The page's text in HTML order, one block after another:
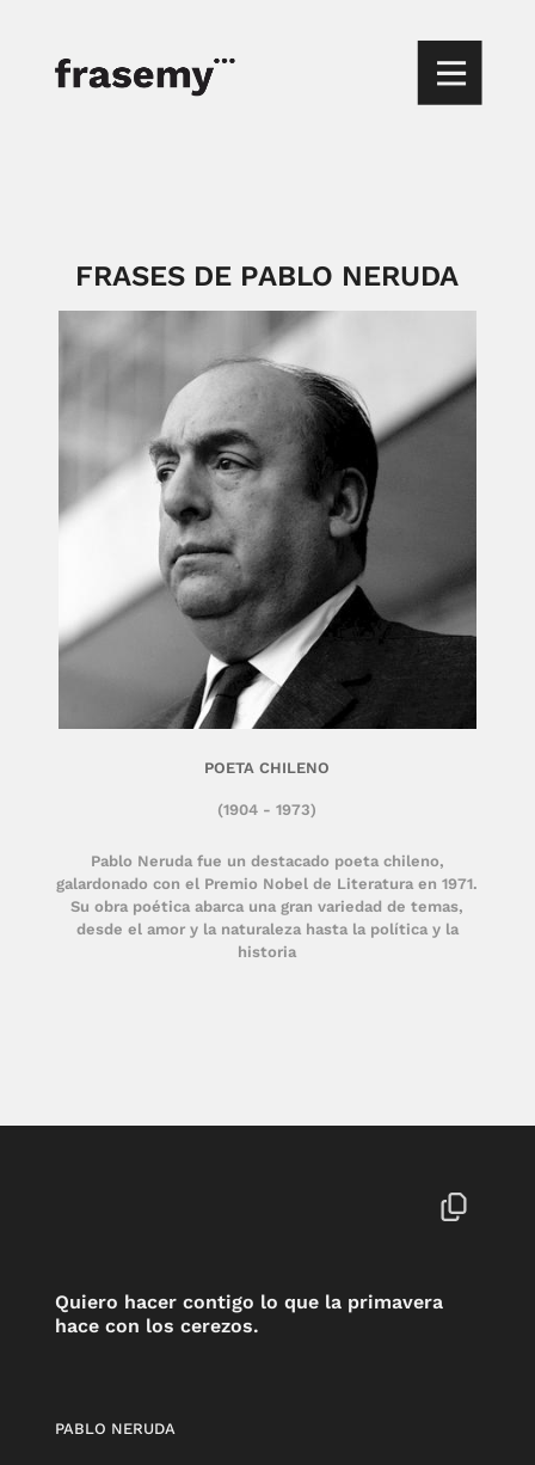
FRASES DE PABLO NERUDA
Pablo Neruda fue un destacado poeta chileno,
galardonado con el Premio Nobel de Literatura en 1971.
Su obra poética abarca una gran variedad de temas,
desde el amor y la naturaleza hasta la política y la
historia
(1904 - 1973)
POETA CHILENO
Quiero hacer contigo lo que la primavera
hace con los cerezos.
PABLO NERUDA